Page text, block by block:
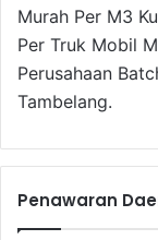
Murah Per M3
Per Truk Mobil
Perusahaan
Tambelang.
Penawaran